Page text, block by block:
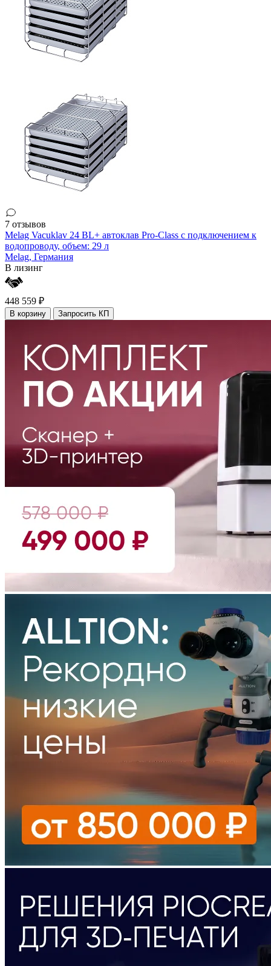
7 отзывов
Melag Vacuklav 24 BL+ автоклав Pro-Class с подключением к
водопроводу, объем: 29 л
Melag, Германия
В лизинг
448 559 ₽
В корзину Запросить КП